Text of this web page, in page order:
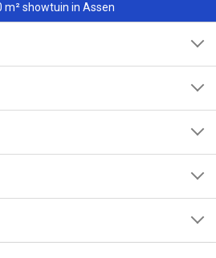
m² showtuin in Assen